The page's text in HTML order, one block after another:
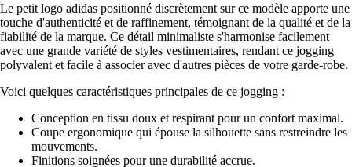
Le petit logo adidas positionné discrètement sur ce modèle apporte une
touche d'authenticité et de raffinement, témoignant de la qualité et de la
fiabilité de la marque. Ce détail minimaliste s'harmonise facilement
avec une grande variété de styles vestimentaires, rendant ce jogging
polyvalent et facile à associer avec d'autres pièces de votre garde-robe.
Voici quelques caractéristiques principales de ce jogging :
Conception en tissu doux et respirant pour un confort maximal.
Coupe ergonomique qui épouse la silhouette sans restreindre les
mouvements.
Finitions soignées pour une durabilité accrue.